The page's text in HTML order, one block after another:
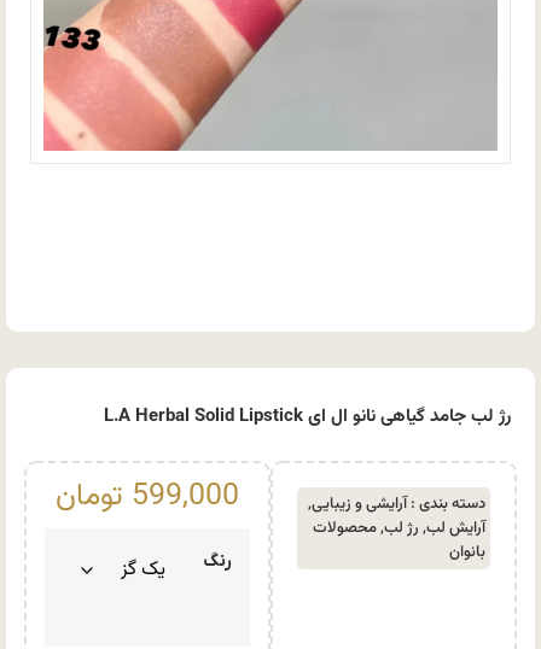
رژ لب جامد گیاهی نانو ال ای L.A Herbal Solid Lipstick
دسته بندی :آرایشی و زیبایی,
آرایش لب, رژ لب,محصولات
بانوان
599,000 تومان
رنگ